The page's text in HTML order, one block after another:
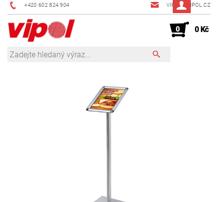
+420 602 824 904 VIPOL@VIPOL.CZ
0 0 Kč